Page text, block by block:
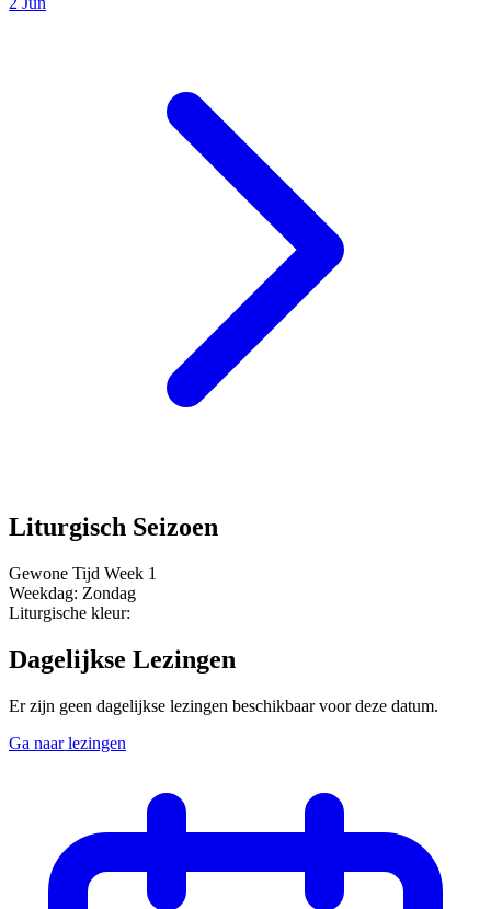
Liturgisch Seizoen
Gewone Tijd Week 1
Weekdag: Zondag
Liturgische kleur:
Dagelijkse Lezingen
Er zijn geen dagelijkse lezingen beschikbaar voor deze datum.
Ga naar lezingen